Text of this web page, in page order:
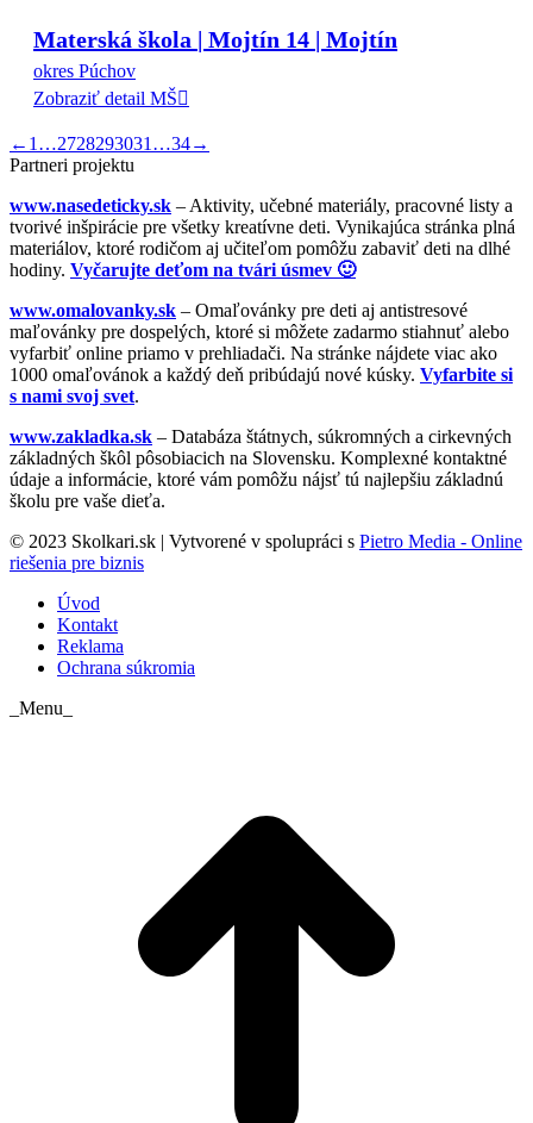
Materská škola | Mojtín 14 | Mojtín
okres Púchov
Zobraziť detail MŠ
← 1 …2728293031 …34→
Partneri projektu
www.nasedeticky.sk – Aktivity, učebné materiály, pracovné listy a
tvorivé inšpirácie pre všetky kreatívne deti. Vynikajúca stránka plná
materiálov, ktoré rodičom aj učiteľom pomôžu zabaviť deti na dlhé
hodiny. Vyčarujte deťom na tvári úsmev 🙂
www.omalovanky.sk – Omaľovánky pre deti aj antistresové
maľovánky pre dospelých, ktoré si môžete zadarmo stiahnuť alebo
vyfarbiť online priamo v prehliadači. Na stránke nájdete viac ako
1000 omaľovánok a každý deň pribúdajú nové kúsky. Vyfarbite si
s nami svoj svet.
www.zakladka.sk – Databáza štátnych, súkromných a cirkevných
základných škôl pôsobiacich na Slovensku. Komplexné kontaktné
údaje a informácie, ktoré vám pomôžu nájsť tú najlepšiu základnú
školu pre vaše dieťa.
© 2023 Skolkari.sk | Vytvorené v spolupráci s Pietro Media - Online
riešenia pre biznis
Úvod
Kontakt
Reklama
Ochrana súkromia
_Menu_